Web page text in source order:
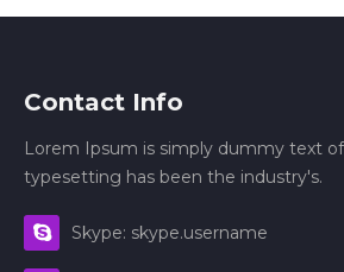
Contact Info
Lorem Ipsum is simply dummy text
typesetting has been the industry's.
Skype: skype.username